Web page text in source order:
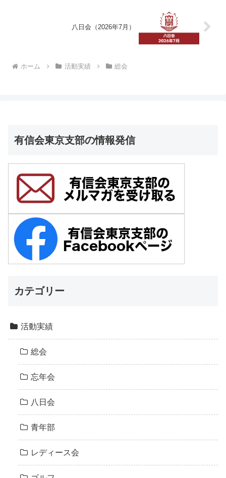
八日会（2026年7月）
ホーム 活動実績 総会
有信会東京支部の情報発信
カテゴリー
活動実績
総会
忘年会
八日会
青年部
レディース会